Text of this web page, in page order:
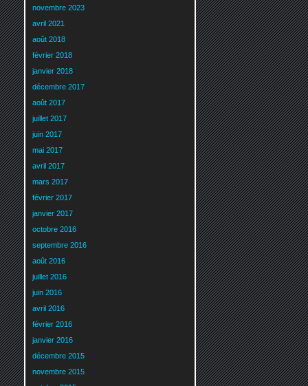
novembre 2023
avril 2021
août 2018
février 2018
janvier 2018
décembre 2017
août 2017
juillet 2017
juin 2017
mai 2017
avril 2017
mars 2017
février 2017
janvier 2017
octobre 2016
septembre 2016
août 2016
juillet 2016
juin 2016
avril 2016
février 2016
janvier 2016
décembre 2015
novembre 2015